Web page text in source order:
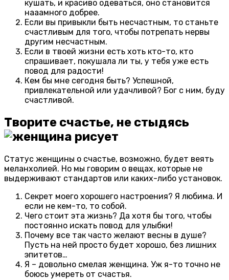
кушать, и красиво одеваться, оно становится
нааамного добрее.
Если вы привыкли быть несчастным, то станьте
счастливым для того, чтобы потрепать нервы
другим несчастным.
Если в твоей жизни есть хоть кто-то, кто
спрашивает, покушала ли ты, у тебя уже есть
повод для радости!
Кем бы мне сегодня быть? Успешной,
привлекательной или удачливой? Бог с ним, буду
счастливой.
Творите счастье, не стыдясь
Статус женщины о счастье, возможно, будет веять
меланхолией. Но мы говорим о вещах, которые не
выдерживают стандартов или каких-либо установок.
Секрет моего хорошего настроения? Я любима. И
если не кем-то, то собой.
Чего стоит эта жизнь? Да хотя бы того, чтобы
постоянно искать повод для улыбки!
Почему все так часто желают весны в душе?
Пусть на ней просто будет хорошо, без лишних
эпитетов…
Я – довольно смелая женщина. Уж я-то точно не
боюсь умереть от счастья.